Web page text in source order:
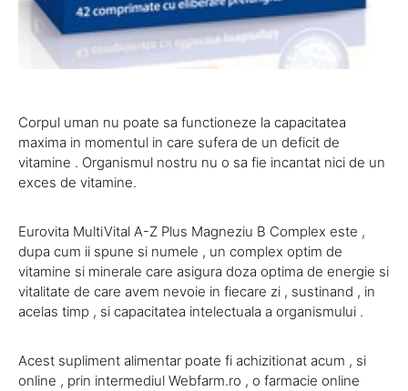
Corpul uman nu poate sa functioneze la capacitatea
maxima in momentul in care sufera de un deficit de
vitamine . Organismul nostru nu o sa fie incantat nici de un
exces de vitamine.
Eurovita MultiVital A-Z Plus Magneziu B Complex este ,
dupa cum ii spune si numele , un complex optim de
vitamine si minerale care asigura doza optima de energie si
vitalitate de care avem nevoie in fiecare zi , sustinand , in
acelas timp , si capacitatea intelectuala a organismului .
Acest supliment alimentar poate fi achizitionat acum , si
online , prin intermediul Webfarm.ro , o farmacie online